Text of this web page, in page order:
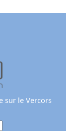
sur le Vercors